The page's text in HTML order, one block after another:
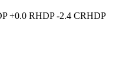
+0.0 RHDP -2.4 CRHDP